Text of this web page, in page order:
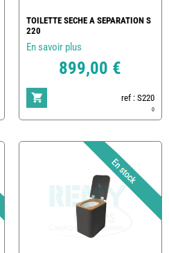
TOILETTE SECHE A SEPARATION S
220
En savoir plus
899,00 €
ref : S220
0